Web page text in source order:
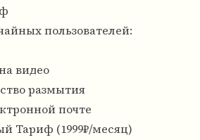
пользователей:
видео
размытия
почте
Тариф (1999₽/месяц)